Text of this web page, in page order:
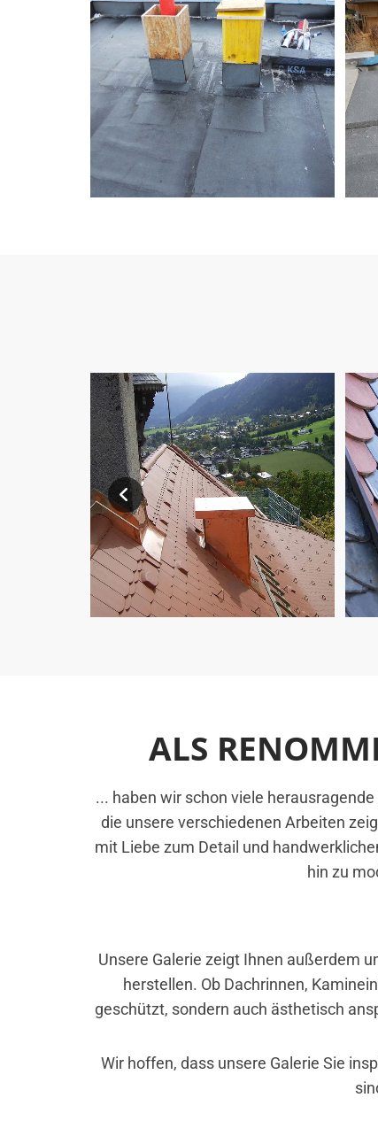
ALS
... haben wir schon viele
die unsere verschiedenen Arbeiten
mit Liebe zum Detail und
hin zu
Unsere Galerie zeigt Ihnen außerdem
herstellen. Ob Dachrinnen,
geschützt, sondern auch ästhetisch
Wir hoffen, dass unsere Galerie Sie